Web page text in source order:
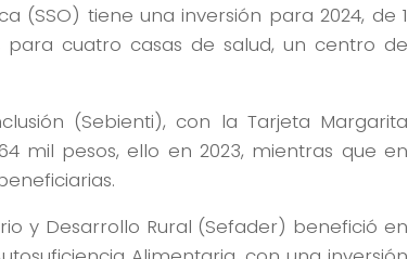
(SSO) tiene una inversión para 2024, de 1
cuatro casas de salud, un centro de
(Sebienti), con la Tarjeta Margarita
mil pesos, ello en 2023, mientras que en
y Desarrollo Rural (Sefader) benefició en